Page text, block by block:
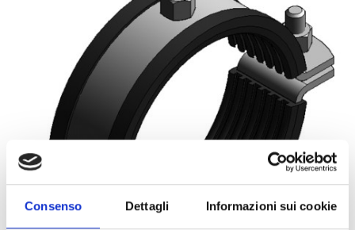
Consenso Dettagli Informazioni sui cookie